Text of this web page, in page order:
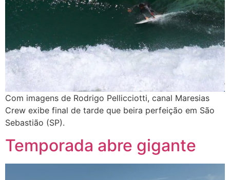
Com imagens de Rodrigo Pellicciotti, canal Maresias
Crew exibe final de tarde que beira perfeição em São
Sebastião (SP).
Temporada abre gigante